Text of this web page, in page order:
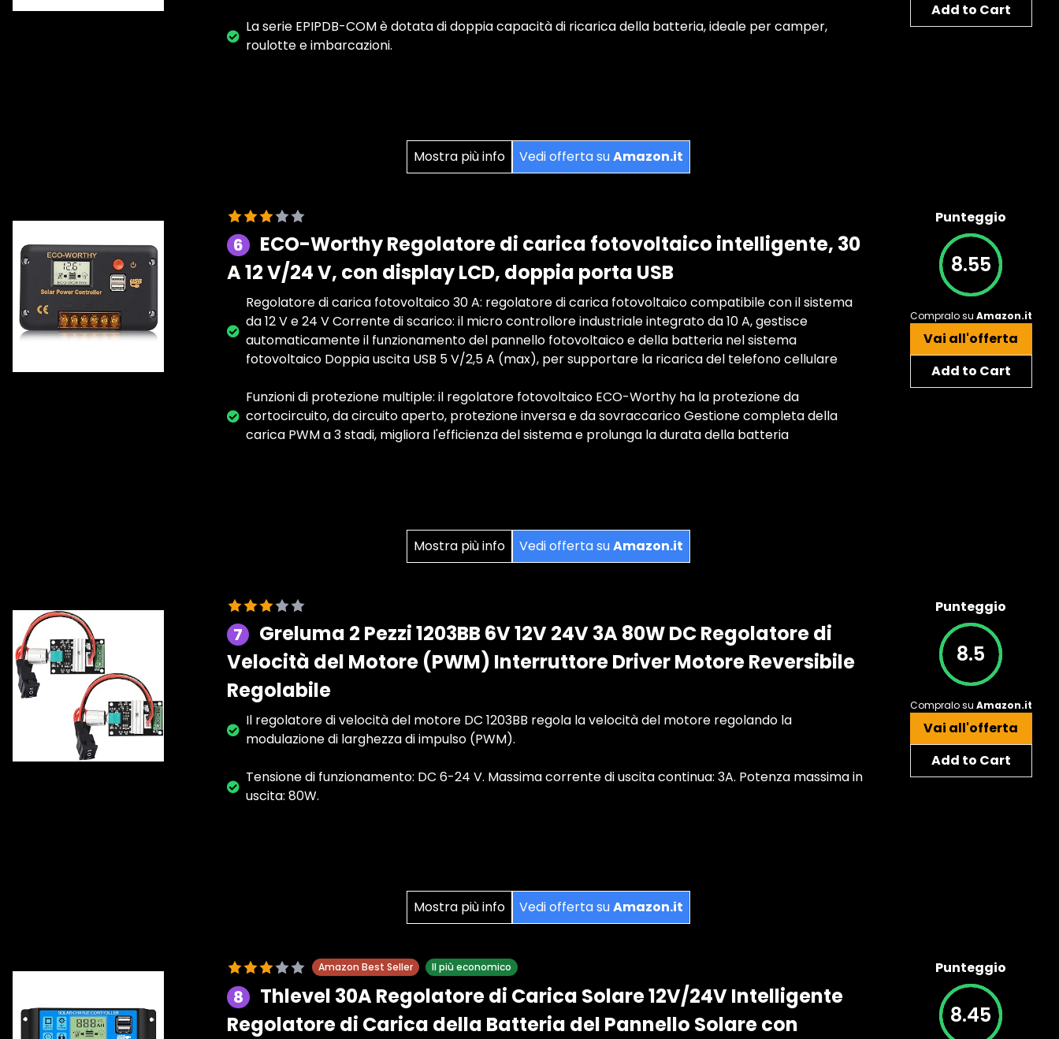
La serie EPIPDB-COM è dotata di doppia capacità di ricarica della batteria, ideale per camper,
roulotte e imbarcazioni.
Mostra più info Vedi offerta suAmazon.it
Add to Cart
6
ECO-Worthy Regolatore di carica fotovoltaico intelligente, 30
A 12 V/24 V, con display LCD, doppia porta USB
Regolatore di carica fotovoltaico 30 A: regolatore di carica fotovoltaico compatibile con il sistema
da 12 V e 24 V Corrente di scarico: il micro controllore industriale integrato da 10 A, gestisce
automaticamente il funzionamento del pannello fotovoltaico e della batteria nel sistema
fotovoltaico Doppia uscita USB 5 V/2,5 A (max), per supportare la ricarica del telefono cellulare
Funzioni di protezione multiple: il regolatore fotovoltaico ECO-Worthy ha la protezione da
cortocircuito, da circuito aperto, protezione inversa e da sovraccarico Gestione completa della
carica PWM a 3 stadi, migliora l'efficienza del sistema e prolunga la durata della batteria
Mostra più info Vedi offerta suAmazon.it
Punteggio
8.55
Compralo su Amazon.it
Vai all'offerta
Add to Cart
7
Greluma 2 Pezzi 1203BB 6V 12V 24V 3A 80W DC Regolatore di
Velocità del Motore (PWM) Interruttore Driver Motore Reversibile
Regolabile
Il regolatore di velocità del motore DC 1203BB regola la velocità del motore regolando la
modulazione di larghezza di impulso (PWM).
Tensione di funzionamento: DC 6-24 V. Massima corrente di uscita continua: 3A. Potenza massima in
uscita: 80W.
Mostra più info Vedi offerta suAmazon.it
Punteggio
8.5
Compralo su Amazon.it
Vai all'offerta
Add to Cart
Amazon Best Seller Il più economico
8
Thlevel 30A Regolatore di Carica Solare 12V/24V Intelligente
Regolatore di Carica della Batteria del Pannello Solare con
Punteggio
8.45